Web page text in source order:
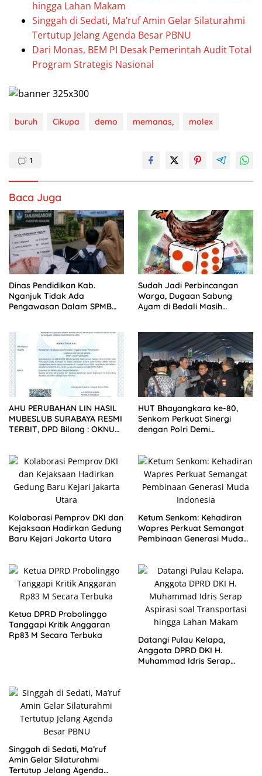
hingga Lahan Makam
Singgah di Sedati, Ma’ruf Amin Gelar Silaturahmi
Tertutup Jelang Agenda Besar PBNU
Dari Monas, BEM PI Desak Pemerintah Audit Total
Program Strategis Nasional
buruh Cikupa demo memanas, molex
1
Baca Juga
Dinas Pendidikan Kab.
Nganjuk Tidak Ada
Pengawasan Dalam SPMB
Sudah Jadi Perbincangan
Warga, Dugaan Sabung
Ayam di Bedali Masih
AHU PERUBAHAN LIN HASIL
MUBESLUB SURABAYA RESMI
TERBIT, DPD Bilang : OKNUM
HUT Bhayangkara ke-80,
Senkom Perkuat Sinergi
dengan Polri Demi
Kolaborasi Pemprov DKI dan
Kejaksaan Hadirkan Gedung
Baru Kejari Jakarta Utara
Ketum Senkom: Kehadiran
Wapres Perkuat Semangat
Pembinaan Generasi Muda
Ketua DPRD Probolinggo
Tanggapi Kritik Anggaran
Rp83 M Secara Terbuka
Datangi Pulau Kelapa,
Anggota DPRD DKI H.
Muhammad Idris Serap
Singgah di Sedati, Ma’ruf
Amin Gelar Silaturahmi
Tertutup Jelang Agenda